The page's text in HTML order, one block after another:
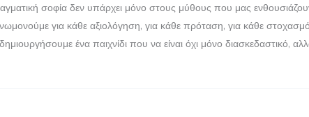
σοφία δεν υπάρχει μόνο στους μύθους που μας
για κάθε αξιολόγηση, για κάθε πρόταση, για κάθε
δημιουργήσουμε ένα παιχνίδι που να είναι όχι μόνο